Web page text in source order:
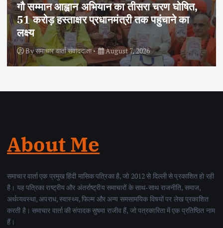
अपराध दिल्ली राष्ट्रीय
दोहरे हत्याकांड का वांछित आरोपी क्राइम ब्रांच के
हत्थे चढ़ा, नौ आपराधिक मामलों में रहा है शामिल
Byसमाचार वार्ता संवाददाता August 6, 2026
About Me
समाचार वार्ता एक प्रमुख हिंदी मासिक पत्रिका है, जो 2012 से दिल्ली से प्रकाशित हो रही
है। यह पत्रिका राष्ट्रीय और अंतर्राष्ट्रीय समाचारों के साथ-साथ राजनीति, समाज,
अर्थव्यवस्था, अपराध, स्वास्थ्य, फिल्म और अन्य समसामयिक विषयों पर लेख प्रकाशित
करती है। समाचार वार्ता की संपादक सुषमा राजीव हैं, जो पत्रकारिता में एक प्रतिष्ठित नाम
हैं।